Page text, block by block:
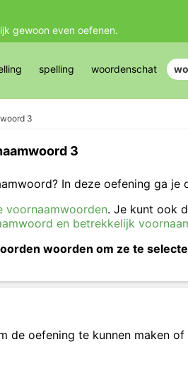
gewoon even oefenen.
spelling woordenschat
3
3
In deze oefening ga je
voornaamwoorden. Je kunt ook
en betrekkelijk
woorden om ze te
de oefening te kunnen maken of